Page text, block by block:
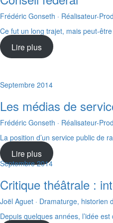
Frédéric Gonseth · Réalisateur-
Ce fut un long trajet, mais peut-
Lire plus
Septembre 2014
Les médias de
Frédéric Gonseth · Réalisateur-
La position d’un service public de
Lire plus
Septembre 2014
Critique théâtrale :
Joël Aguet · Dramaturge, historien
Depuis quelques années, l’idée